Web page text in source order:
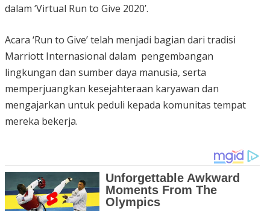
dalam ‘Virtual Run to Give 2020’.
Acara ‘Run to Give’ telah menjadi bagian dari tradisi
Marriott Internasional dalam pengembangan
lingkungan dan sumber daya manusia, serta
memperjuangkan kesejahteraan karyawan dan
mengajarkan untuk peduli kepada komunitas tempat
mereka bekerja.